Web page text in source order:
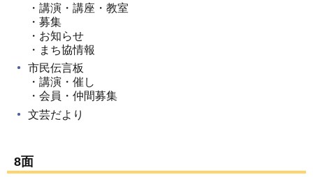
・講演・講座・教室
・募集
・お知らせ
・まち協情報
市民伝言板
・講演・催し
・会員・仲間募集
文芸だより
8面